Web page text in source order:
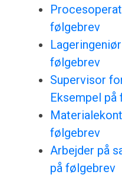
følgebrev
følgebrev
Supervisor
Eksempel
følgebrev
Arbejder på
på følgebrev